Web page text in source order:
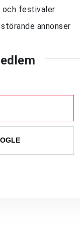
festivaler
annonser